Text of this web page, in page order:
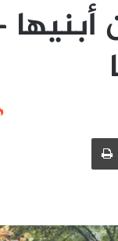
البريد طباعة